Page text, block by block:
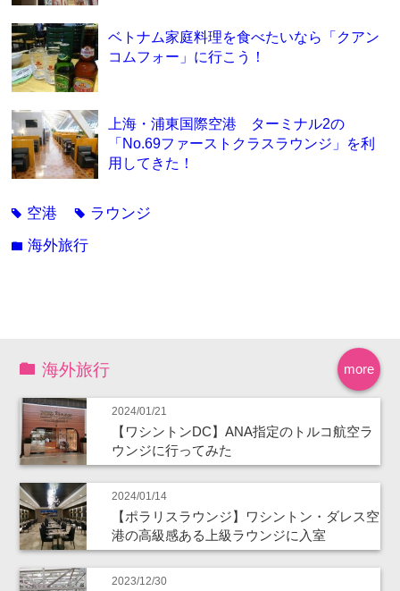
ベトナム家庭料理を食べたいなら「クアン
コムフォー」に行こう！
上海・浦東国際空港 ターミナル2の
「No.69ファーストクラスラウンジ」を利
用してきた！
tag 空港 tag ラウンジ
folder海外旅行
more
海外旅行
2024/01/21
【ワシントンDC】ANA指定のトルコ航空ラ
ウンジに行ってみた
2024/01/14
【ポラリスラウンジ】ワシントン・ダレス空
港の高級感ある上級ラウンジに入室
2023/12/30